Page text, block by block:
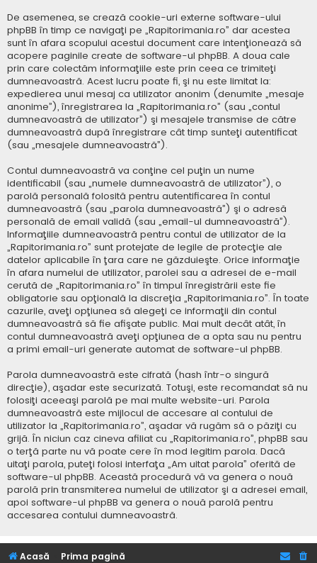
De asemenea, se crează cookie-uri externe software-ului
phpBB în timp ce navigaţi pe „Rapitorimania.ro” dar acestea
sunt în afara scopului acestui document care intenţionează să
acopere paginile create de software-ul phpBB. A doua cale
prin care colectăm informaţiile este prin ceea ce trimiteţi
dumneavoastră. Acest lucru poate fi, şi nu este limitat la:
expedierea unui mesaj ca utilizator anonim (denumite „mesaje
anonime”), înregistrarea la „Rapitorimania.ro” (sau „contul
dumneavoastră de utilizator”) şi mesajele transmise de către
dumneavoastră după înregistrare cât timp sunteţi autentificat
(sau „mesajele dumneavoastră”).
Contul dumneavoastră va conţine cel puţin un nume
identificabil (sau „numele dumneavoastră de utilizator”), o
parolă personală folosită pentru autentificarea în contul
dumneavoastră (sau „parola dumneavoastră”) şi o adresă
personală de email validă (sau „email-ul dumneavoastră”).
Informaţiile dumneavoastră pentru contul de utilizator de la
„Rapitorimania.ro” sunt protejate de legile de protecţie ale
datelor aplicabile în ţara care ne găzduieşte. Orice informaţie
în afara numelui de utilizator, parolei sau a adresei de e-mail
cerută de „Rapitorimania.ro” în timpul înregistrării este fie
obligatorie sau opţională la discreţia „Rapitorimania.ro”. În toate
cazurile, aveţi opţiunea să alegeţi ce informaţii din contul
dumneavoastră să fie afişate public. Mai mult decât atât, în
contul dumneavoastră aveţi opţiunea de a opta sau nu pentru
a primi email-uri generate automat de software-ul phpBB.
Parola dumneavoastră este cifrată (hash într-o singură
direcţie), aşadar este securizată. Totuşi, este recomandat să nu
folosiţi aceeaşi parolă pe mai multe website-uri. Parola
dumneavoastră este mijlocul de accesare al contului de
utilizator la „Rapitorimania.ro”, aşadar vă rugăm să o păziţi cu
grijă. În niciun caz cineva afiliat cu „Rapitorimania.ro”, phpBB sau
o terţă parte nu vă poate cere în mod legitim parola. Dacă
uitaţi parola, puteţi folosi interfaţa „Am uitat parola” oferită de
software-ul phpBB. Această procedură vă va genera o nouă
parolă prin transmiterea numelui de utilizator şi a adresei email,
apoi software-ul phpBB va genera o nouă parolă pentru
accesarea contului dumneavoastră.
Acasă Prima pagină